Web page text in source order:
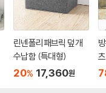
린넨폴리패브릭 덮개
수납함 (특대형)
20% 17,360원
츠